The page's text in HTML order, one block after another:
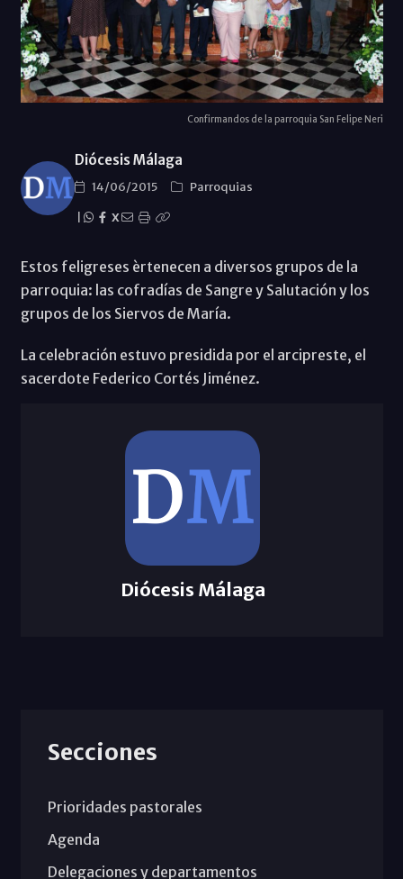
Confirmandos de la parroquia San Felipe Neri
Diócesis Málaga
14/06/2015
Parroquias
X
Estos feligreses èrtenecen a diversos grupos de la
parroquia: las cofradías de Sangre y Salutación y los
grupos de los Siervos de María.
La celebración estuvo presidida por el arcipreste, el
sacerdote Federico Cortés Jiménez.
Diócesis Málaga
Secciones
Prioridades pastorales
Agenda
Delegaciones y departamentos